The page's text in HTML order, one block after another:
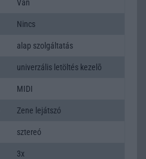
Van
Nincs
alap szolgáltatás
univerzális letöltés kezelõ
MIDI
Zene lejátszó
sztereó
3x